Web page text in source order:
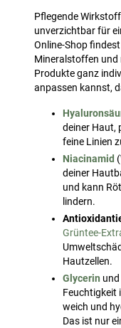
Pflegende
unverzichtbar für
Online-Shop
Mineralstoffen und
Produkte ganz
anpassen kannst,
deiner Haut,
feine Linien
Niacinamid
deiner
und kann
lindern.
Grüntee-
Hautzellen.
Glycerin
Feuchtigkeit
weich und
Das ist nur